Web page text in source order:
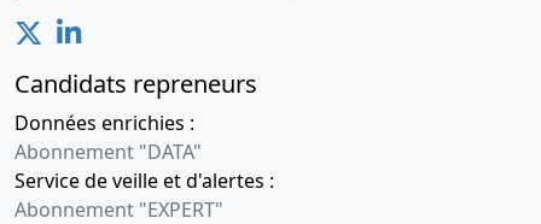
Candidats repreneurs
Données enrichies :
Abonnement "DATA"
Service de veille et d'alertes :
Abonnement "EXPERT"